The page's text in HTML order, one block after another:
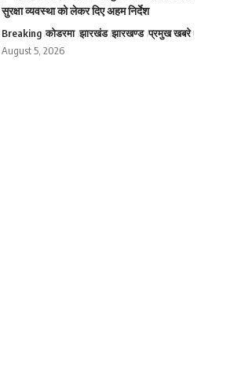
सुरक्षा व्यवस्था को लेकर दिए अहम निर्देश
Breaking कोडरमा झारखंड झारखण्ड प्रमुख खबरे
August 5, 2026